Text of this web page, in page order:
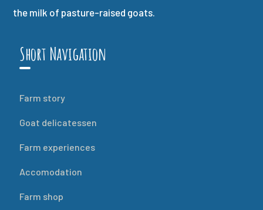
the milk of pasture-raised goats.
Short Navigation
Farm story
Goat delicatessen
Farm experiences
Accomodation
Farm shop